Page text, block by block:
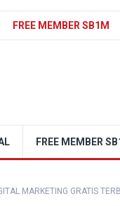
FREE MEMBER SB1M
FREE MEMBER
MARKETING GRATIS